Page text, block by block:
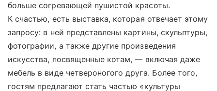
больше согревающей пушистой красоты.
К счастью, есть выставка, которая отвечает этому
запросу: в ней представлены картины, скульптуры,
фотографии, а также другие произведения
искусства, посвященные котам, — включая даже
мебель в виде четвероногого друга. Более того,
гостям предлагают стать частью «культуры